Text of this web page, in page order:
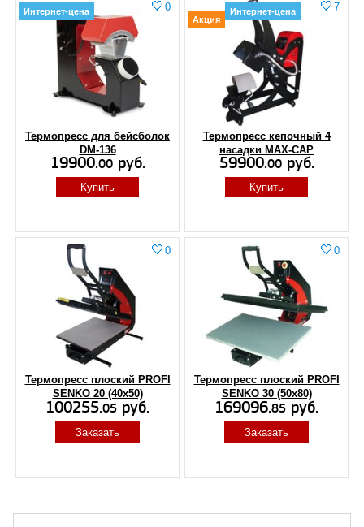
Термопресс для бейсболок
DM-136
0
Интернет-цена
19900.00руб.
Купить
Термопресс кепочный 4
насадки MAX-CAP
7
Акция
Интернет-цена
59900.00руб.
Купить
Термопресс плоский PROFI
SENKO 20 (40x50)
0
100255.05 руб.
Заказать
Термопресс плоский PROFI
SENKO 30 (50x80)
0
169096.85 руб.
Заказать